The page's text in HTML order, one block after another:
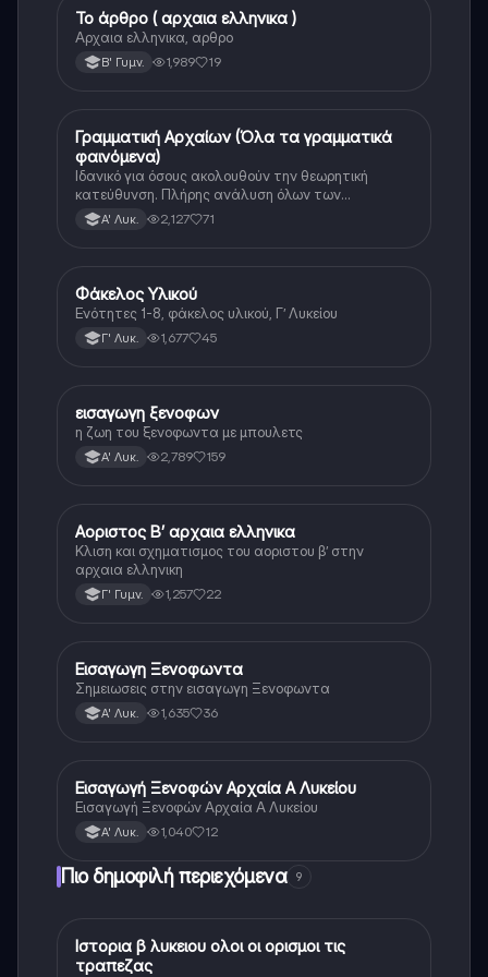
Αρχαία Ελληνικά
Το άρθρο ( αρχαια ελληνικα )
Αρχαια ελληνικα, αρθρο
Β' Γυμν. 1,989 19
Αρχαία Ελληνικά
Γραμματική Αρχαίων (Όλα τα γραμματικά
φαινόμενα)
Ιδανικό για όσους ακολουθούν την θεωρητική
κατεύθυνση. Πλήρης ανάλυση όλων των
γραμματικών φαινομένων της αρχαίας Ελληνικής.
Α' Λυκ. 2,127 71
Αρχαία Ελληνικά
Φάκελος Υλικού
Ενότητες 1-8, φάκελος υλικού, Γ’ Λυκείου
Γ' Λυκ. 1,677 45
Αρχαία Ελληνικά
εισαγωγη ξενοφων
η ζωη του ξενοφωντα με μπουλετς
Α' Λυκ. 2,789 159
Αρχαία Ελληνικά
Αοριστος Β’ αρχαια ελληνικα
Κλιση και σχηματισμος του αοριστου β’ στην
αρχαια ελληνικη
Γ' Γυμν. 1,257 22
Αρχαία Ελληνικά
Εισαγωγη Ξενοφωντα
Σημειωσεις στην εισαγωγη Ξενοφωντα
Α' Λυκ. 1,635 36
Αρχαία Ελληνικά
Εισαγωγή Ξενοφών Αρχαία Α Λυκείου
Εισαγωγή Ξενοφών Αρχαία Α Λυκείου
Α' Λυκ. 1,040 12
Πιο δημοφιλή περιεχόμενα 9
Ιστορία
Ιστορια β λυκειου ολοι οι ορισμοι τις
τραπεζας